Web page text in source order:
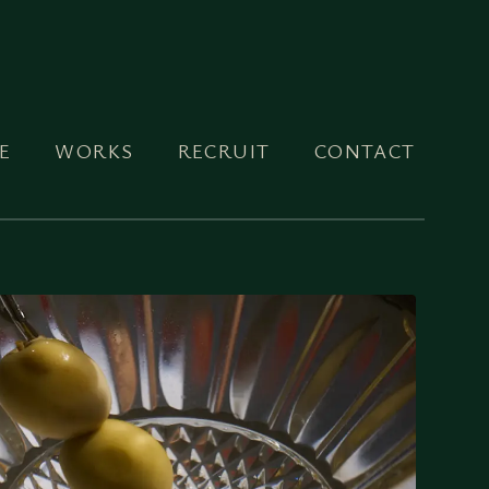
WORKS RECRUIT CONTACT